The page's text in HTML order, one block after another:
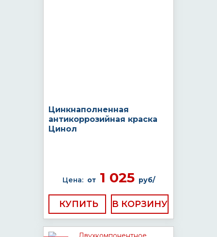
Цинкнаполненная
антикоррозийная краска
Цинол
Цена: от1 025 руб/
КУПИТЬ